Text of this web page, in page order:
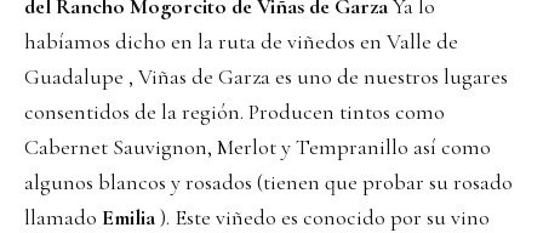
del Rancho Mogorcito de Viñas de GarzaYa lo
habíamos dicho en la ruta de viñedos en Valle de
Guadalupe , Viñas de Garza es uno de nuestros lugares
consentidos de la región. Producen tintos como
Cabernet Sauvignon, Merlot y Tempranillo así como
algunos blancos y rosados (tienen que probar su rosado
llamado Emilia). Este viñedo es conocido por su vino